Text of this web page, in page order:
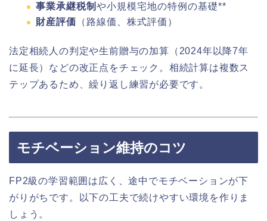
事業承継税制 や小規模宅地の特例の基礎**
財産評価 （路線価、株式評価）
法定相続人の判定や生前贈与の加算（2024年以降7年
に延長）などの改正点をチェック。相続計算は複数ス
テップあるため、繰り返し練習が必要です。
モチベーション維持のコツ
FP2級の学習範囲は広く、途中でモチベーションが下
がりがちです。以下の工夫で続けやすい環境を作りま
しょう。